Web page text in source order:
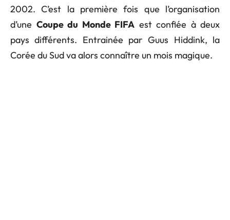
2002. C’est la première fois que l’organisation
d’une Coupe du Monde FIFA est confiée à deux
pays différents. Entrainée par Guus Hiddink, la
Corée du Sud va alors connaître un mois magique.